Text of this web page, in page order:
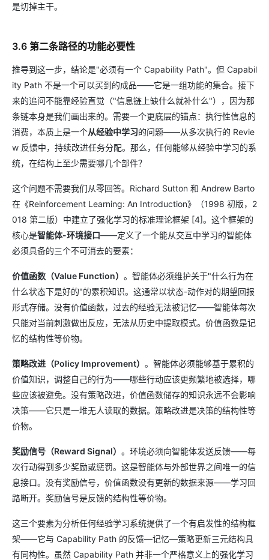
是切掉主干。
3.6 第二条路径的功能必要性
推导到这一步，结论是"必须有一个 Capability Path"。但 Capabil
ity Path 不是一个可以买到的成品——它是一组功能的集合。接下
来的追问不能靠经验直觉（"信息链上缺什么就补什么"），因为那
条链本身是我们画出来的。需要一个更底层的锚点：执行性信息的
消费，本质上是一个从经验中学习的问题——从多次执行的 Revie
w 反馈中，持续改进任务分配。那么，任何能够从经验中学习的系
统，在结构上至少需要哪几个部件？
这个问题不需要我们从零回答。Richard Sutton 和 Andrew Barto
在《Reinforcement Learning: An Introduction》（1998 初版，2
018 第二版）中建立了强化学习的标准理论框架 [4]。这个框架的
核心是智能体-环境接口——定义了一个能从交互中学习的智能体
必须具备的三个不可消去的要素：
价值函数（Value Function） 。智能体必须维护关于"什么行为在
什么状态下是好的"的累积知识。这通常以状态-动作对的期望回报
形式存储。没有价值函数，过去的经验无法被记忆——智能体每次
只能对当前刺激做出反应，无法从历史中提取模式。价值函数是记
忆的结构性等价物。
策略改进（Policy Improvement） 。智能体必须能够基于累积的
价值知识，调整自己的行为——哪些行动应该更频繁地被选择，哪
些应该被避免。没有策略改进，价值函数储存的知识永远不会影响
决策——它只是一堆无人读取的数据。策略改进是决策的结构性等
价物。
奖励信号（Reward Signal） 。环境必须向智能体发送反馈——每
次行动得到多少奖励或惩罚。这是智能体与外部世界之间唯一的信
息接口。没有奖励信号，价值函数没有更新的数据来源——学习回
路断开。奖励信号是反馈的结构性等价物。
这三个要素为分析任何经验学习系统提供了一个有启发性的结构框
架——它与 Capability Path 的反馈—记忆—策略更新三元结构具
有同构性。虽然 Capability Path 并非一个严格意义上的强化学习